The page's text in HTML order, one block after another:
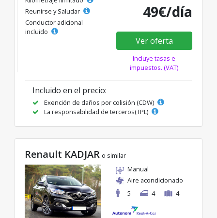
Reunirse y Saludar
Conductor adicional
incluido
49€/día
Ver oferta
Incluye tasas e
impuestos. (VAT)
Incluido en el precio:
Exención de daños por colisión (CDW)
La responsabilidad de terceros(TPL)
Renault KADJAR o similar
Manual
Aire acondicionado
5
4 4